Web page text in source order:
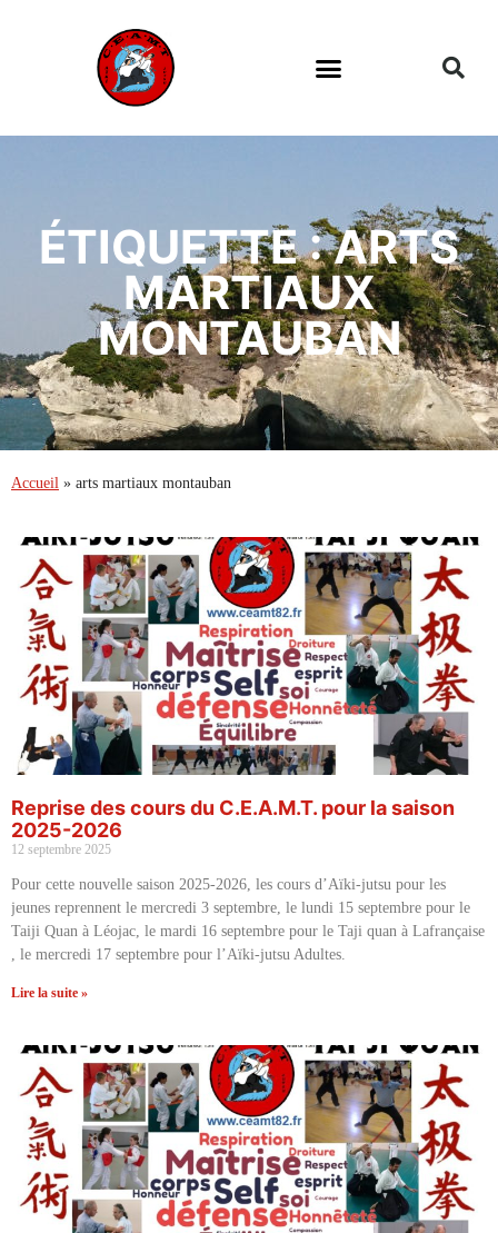
ÉTIQUETTE : ARTS
MARTIAUX
MONTAUBAN
Accueil » arts martiaux montauban
Reprise des cours du C.E.A.M.T. pour la saison
2025-2026
12 septembre 2025
Pour cette nouvelle saison 2025-2026, les cours d’Aïki-jutsu pour les
jeunes reprennent le mercredi 3 septembre, le lundi 15 septembre pour le
Taiji Quan à Léojac, le mardi 16 septembre pour le Taji quan à Lafrançaise
, le mercredi 17 septembre pour l’Aïki-jutsu Adultes.
Lire la suite »